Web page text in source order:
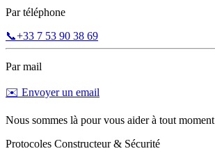
Par téléphone
📞+33 7 53 90 38 69
Par mail
✉️ Envoyer un email
Nous sommes là pour vous aider à tout moment
Protocoles Constructeur & Sécurité